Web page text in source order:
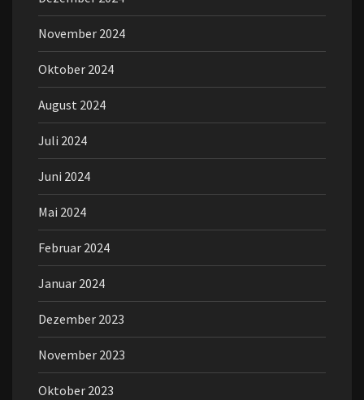
November 2024
Oktober 2024
August 2024
Juli 2024
Juni 2024
Mai 2024
Februar 2024
Januar 2024
Dezember 2023
November 2023
Oktober 2023